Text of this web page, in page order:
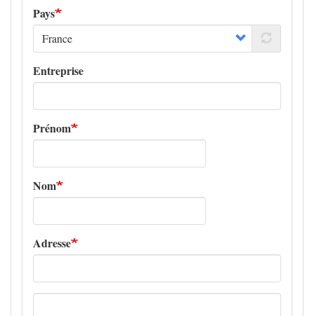
Pays
Entreprise
Prénom
Nom
Adresse
Adresse